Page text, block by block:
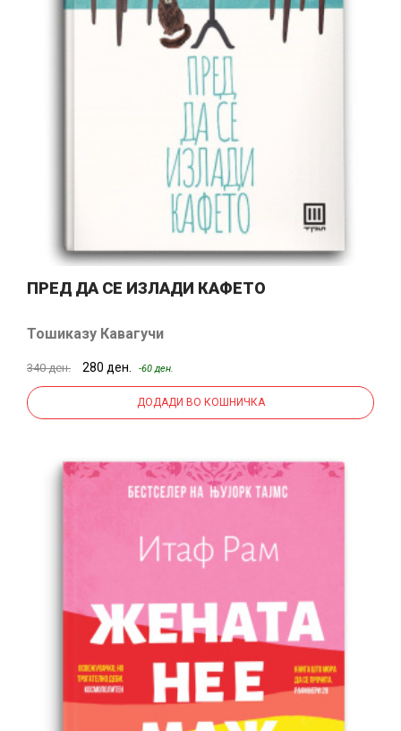
ПРЕД ДА СЕ ИЗЛАДИ КАФЕТО
Тошиказу Кавагучи
340 ден. 280 ден. -60 ден.
ДОДАДИ ВО КОШНИЧКА